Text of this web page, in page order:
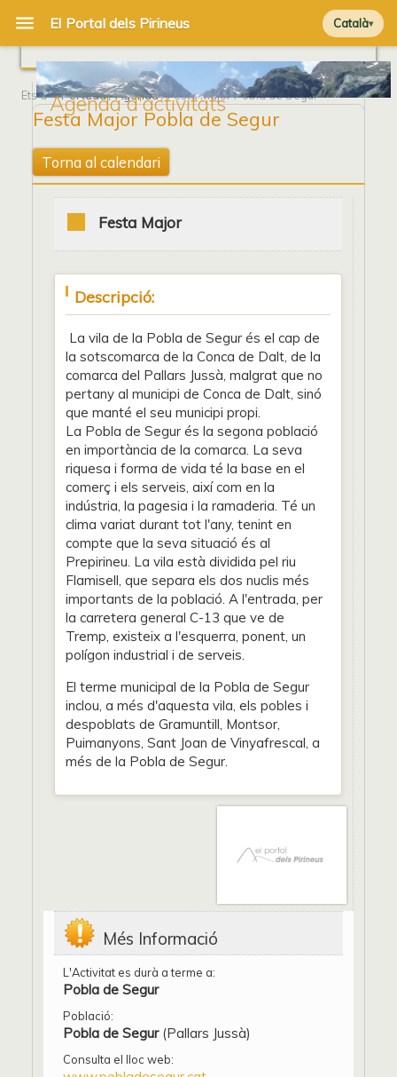
Català
Agenda d'activitats
Ets a Portada/Agenda/ Festa Major Pobla de Segur
Festa Major Pobla de Segur
Torna al calendari
Festa Major
Descripció:
La vila de la Pobla de Segur és el cap de
la sotscomarca de la Conca de Dalt, de la
comarca del Pallars Jussà, malgrat que no
pertany al municipi de Conca de Dalt, sinó
que manté el seu municipi propi.
La Pobla de Segur és la segona població
en importància de la comarca. La seva
riquesa i forma de vida té la base en el
comerç i els serveis, així com en la
indústria, la pagesia i la ramaderia. Té un
clima variat durant tot l'any, tenint en
compte que la seva situació és al
Prepirineu. La vila està dividida pel riu
Flamisell, que separa els dos nuclis més
importants de la població. A l'entrada, per
la carretera general C-13 que ve de
Tremp, existeix a l'esquerra, ponent, un
polígon industrial i de serveis.
El terme municipal de la Pobla de Segur
inclou, a més d'aquesta vila, els pobles i
despoblats de Gramuntill, Montsor,
Puimanyons, Sant Joan de Vinyafrescal, a
més de la Pobla de Segur.
Més Informació
L'Activitat es durà a terme a:
Pobla de Segur
Població:
Pobla de Segur(Pallars Jussà)
Consulta el lloc web: